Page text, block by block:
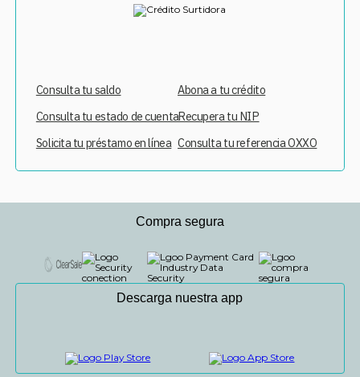
Consulta tu saldo
Consulta tu estado de cuenta
Solicita tu préstamo en línea
Abona a tu crédito
Recupera tu NIP
Consulta tu referencia OXXO
Compra segura
Descarga nuestra app